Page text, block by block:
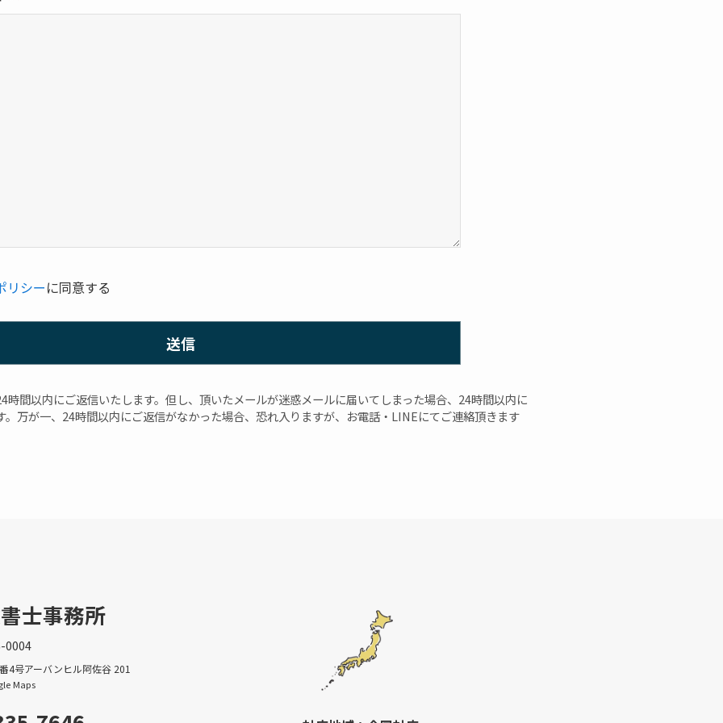
リシーに同意する
時間以内にご返信いたします。但し、頂いたメールが迷惑メールに届いてしまった場合、24時間以内に
。万が一、24時間以内にご返信がなかった場合、恐れ入りますが、お電話・LINEにてご連絡頂きます
士事務所
0004
4号アーバンヒル阿佐谷 201
Maps